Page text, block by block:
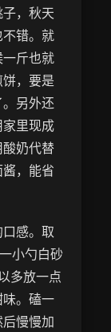
，秋天
错。就
斤也就
，要是
另外还
里现成
奶代替
，能省
感。取
小勺白砂
多放一点
。磕一
慢慢加